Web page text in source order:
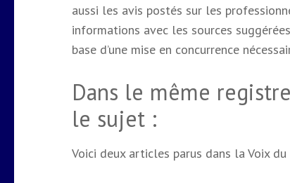
aussi les avis postés sur les
informations avec les sources
base d’une mise en concurrence
Dans le même
le sujet :
Voici deux articles parus dans la Voix